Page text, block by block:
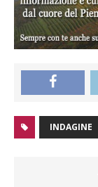
INDAGINE